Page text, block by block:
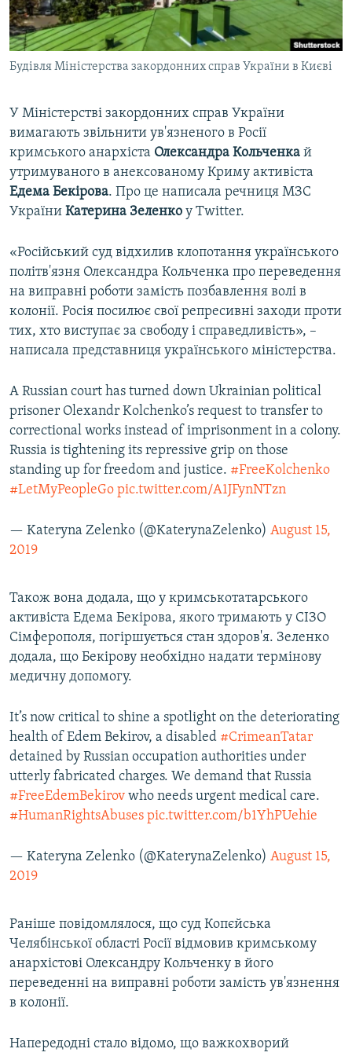
ВІДЕОУРОКИ «ELIFBE»
СВІДЧЕННЯ ОКУПАЦІЇ
УКРАЇНСЬКА ПРОБЛЕМА КРИМУ
Русский
Qırımtatar
Усі сайти RFE/RL
Будівля Міністерства закордонних справ України в Києві
У Міністерстві закордонних справ України
вимагають звільнити ув'язненого в Росії
кримського анархіста Олександра Кольченка й
утримуваного в анексованому Криму активіста
Едема Бекірова. Про це написала речниця МЗС
України Катерина Зеленко у Twitter.
«Російський суд відхилив клопотання українського
політв'язня Олександра Кольченка про переведення
на виправні роботи замість позбавлення волі в
колонії. Росія посилює свої репресивні заходи проти
тих, хто виступає за свободу і справедливість», –
написала представниця українського міністерства.
A Russian court has turned down Ukrainian political
prisoner Olexandr Kolchenko’s request to transfer to
correctional works instead of imprisonment in a colony.
Russia is tightening its repressive grip on those
standing up for freedom and justice. #FreeKolchenko
#LetMyPeopleGo pic.twitter.com/A1JFynNTzn
— Kateryna Zelenko (@KaterynaZelenko) August 15,
2019
Також вона додала, що у кримськотатарського
активіста Едема Бекірова, якого тримають у СІЗО
Сімферополя, погіршується стан здоров'я. Зеленко
додала, що Бекірову необхідно надати термінову
медичну допомогу.
It’s now critical to shine a spotlight on the deteriorating
health of Edem Bekirov, a disabled #CrimeanTatar
detained by Russian occupation authorities under
utterly fabricated charges. We demand that Russia
#FreeEdemBekirov who needs urgent medical care.
#HumanRightsAbuses pic.twitter.com/b1YhPUehie
— Kateryna Zelenko (@KaterynaZelenko) August 15,
2019
Раніше повідомлялося, що суд Копєйська
Челябінської області Росії відмовив кримському
анархістові Олександру Кольченку в його
переведенні на виправні роботи замість ув'язнення
в колонії.
Напередодні стало відомо, що важкохворий